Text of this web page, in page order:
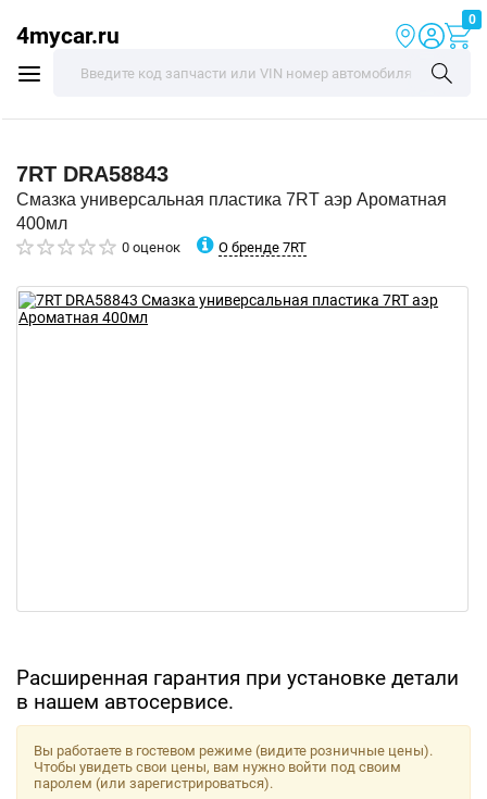
4mycar.ru
0
7RT DRA58843
Смазка универсальная пластика 7RT аэр Ароматная
400мл
0 оценок О бренде 7RT
Расширенная гарантия при установке детали
в нашем автосервисе.
Вы работаете в гостевом режиме (видите розничные цены).
Чтобы увидеть свои цены, вам нужно войти под своим
паролем (или зарегистрироваться).